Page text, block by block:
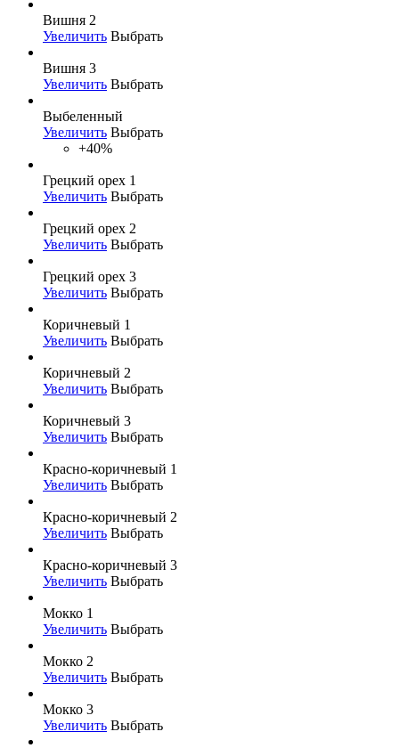
Вишня 2
Увеличить Выбрать
Вишня 3
Увеличить Выбрать
Выбеленный
Увеличить Выбрать
+40%
Грецкий орех 1
Увеличить Выбрать
Грецкий орех 2
Увеличить Выбрать
Грецкий орех 3
Увеличить Выбрать
Коричневый 1
Увеличить Выбрать
Коричневый 2
Увеличить Выбрать
Коричневый 3
Увеличить Выбрать
Красно-коричневый 1
Увеличить Выбрать
Красно-коричневый 2
Увеличить Выбрать
Красно-коричневый 3
Увеличить Выбрать
Мокко 1
Увеличить Выбрать
Мокко 2
Увеличить Выбрать
Мокко 3
Увеличить Выбрать